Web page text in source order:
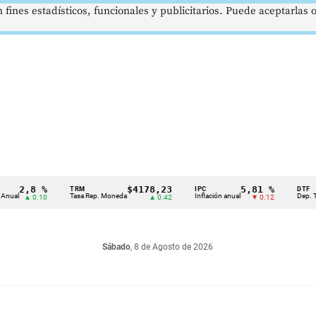
2,8 %
▲ 0.10
TRM
Tasa Rep. Moneda
$4178,23
▲ 0.42
IPC
Inflación anual
5,81 %
▼ 0.12
DTF
Dep.
Sábado, 8 de Agosto de 2026
estadísticos, funcionales y publicitarios. Puede aceptarlas